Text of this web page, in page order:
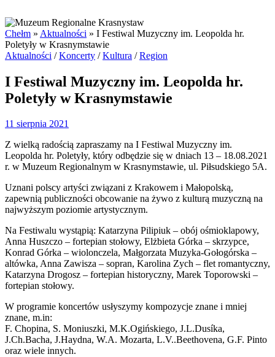
Chełm » Aktualności » I Festiwal Muzyczny im. Leopolda hr.
Poletyły w Krasnymstawie
Posted
Aktualności /Koncerty /Kultura /Region
I Festiwal Muzyczny im. Leopolda hr.
Poletyły w Krasnymstawie
11 sierpnia 2021
Z wielką radością zapraszamy na I Festiwal Muzyczny im.
Leopolda hr. Poletyły, który odbędzie się w dniach 13 – 18.08.2021
r. w Muzeum Regionalnym w Krasnymstawie, ul. Piłsudskiego 5A.
Uznani polscy artyści związani z Krakowem i Małopolską,
zapewnią publiczności obcowanie na żywo z kulturą muzyczną na
najwyższym poziomie artystycznym.
Na Festiwalu wystąpią: Katarzyna Pilipiuk – obój ośmioklapowy,
Anna Huszczo – fortepian stołowy, Elżbieta Górka – skrzypce,
Konrad Górka – wiolonczela, Małgorzata Muzyka-Gołogórska –
altówka, Anna Zawisza – sopran, Karolina Zych – flet romantyczny,
Katarzyna Drogosz – fortepian historyczny, Marek Toporowski –
fortepian stołowy.
W programie koncertów usłyszymy kompozycje znane i mniej
znane, m.in:
F. Chopina, S. Moniuszki, M.K.Ogińskiego, J.L.Dusíka,
J.Ch.Bacha, J.Haydna, W.A. Mozarta, L.V..Beethovena, G.F. Pinto
oraz wiele innych.